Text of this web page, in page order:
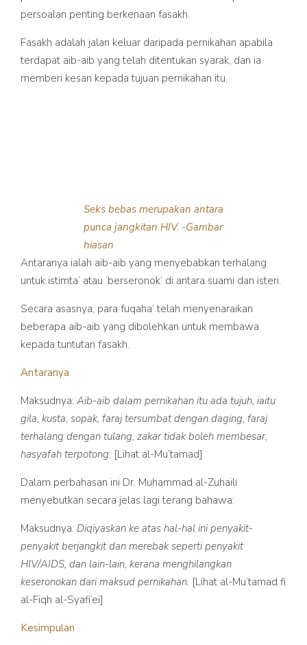
persoalan penting berkenaan fasakh.
Fasakh adalah jalan keluar daripada pernikahan apabila
terdapat aib-aib yang telah ditentukan syarak, dan ia
memberi kesan kepada tujuan pernikahan itu.
Seks bebas merupakan antara
punca jangkitan HIV. -Gambar
hiasan
Antaranya ialah aib-aib yang menyebabkan terhalang
untuk istimta’ atau ‘berseronok’ di antara suami dan isteri.
Secara asasnya, para fuqaha’ telah menyenaraikan
beberapa aib-aib yang dibolehkan untuk membawa
kepada tuntutan fasakh.
Antaranya
Maksudnya: Aib-aib dalam pernikahan itu ada tujuh, iaitu
gila, kusta, sopak, faraj tersumbat dengan daging, faraj
terhalang dengan tulang, zakar tidak boleh membesar,
hasyafah terpotong. [Lihat al-Mu’tamad]
Dalam perbahasan ini Dr. Muhammad al-Zuhaili
menyebutkan secara jelas lagi terang bahawa:
Maksudnya: Diqiyaskan ke atas hal-hal ini penyakit-
penyakit berjangkit dan merebak seperti penyakit
HIV/AIDS, dan lain-lain, kerana menghilangkan
keseronokan dari maksud pernikahan. [Lihat al-Mu’tamad fi
al-Fiqh al-Syafi’ei]
Kesimpulan